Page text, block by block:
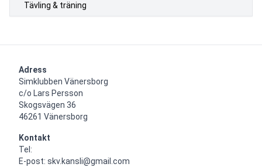
Tävling & träning
Adress
Simklubben Vänersborg
c/o Lars Persson
Skogsvägen 36
46261 Vänersborg
Kontakt
Tel:
E-post: skv.kansli@gmail.com